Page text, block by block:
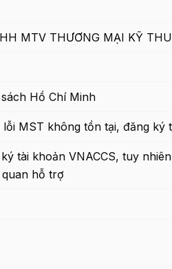
MTV THƯƠNG MẠI KỸ
Hồ Chí Minh
MST không tồn tại, đăng ký
tài khoản VNACCS, tuy
hỗ trợ